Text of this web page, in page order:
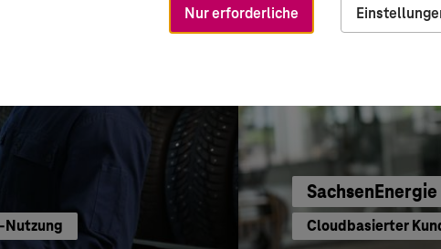
Nur erforderliche
Nutzung
SachsenEnergie
Cloudbasierter